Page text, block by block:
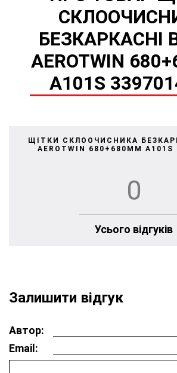
БЕЗКАРКАСНІ
AEROTWIN
A101S
ЩІТКИ СКЛООЧИСНИКА
AEROTWIN 680+680MM A101S
0
Усього відгуків
Залишити відгук
Автор:
Email: